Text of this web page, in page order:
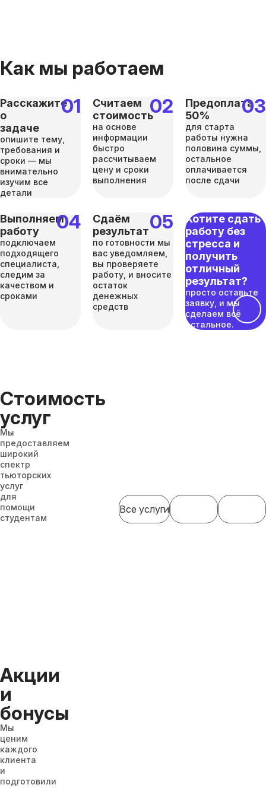
Как мы работаем
Расскажите
о
задаче
опишите тему,
требования и
сроки — мы
внимательно
изучим все
детали
Считаем
стоимость
на основе
информации
быстро
рассчитываем
цену и сроки
выполнения
Предоплата
50%
для старта
работы нужна
половина суммы,
остальное
оплачивается
после сдачи
Выполняем
работу
подключаем
подходящего
специалиста,
следим за
качеством и
сроками
Сдаём
результат
по готовности мы
вас уведомляем,
вы проверяете
работу, и вносите
остаток
денежных
средств
Хотите сдать
работу без
стресса и
получить
отличный
результат?
просто оставьте
заявку, и мы
сделаем всё
остальное.
Стоимость
услуг
Мы
предоставляем
широкий
спектр
тьюторских
услуг
для
помощи
студентам
Все услуги
Акции
и
бонусы
Мы
ценим
каждого
клиента
и
подготовили